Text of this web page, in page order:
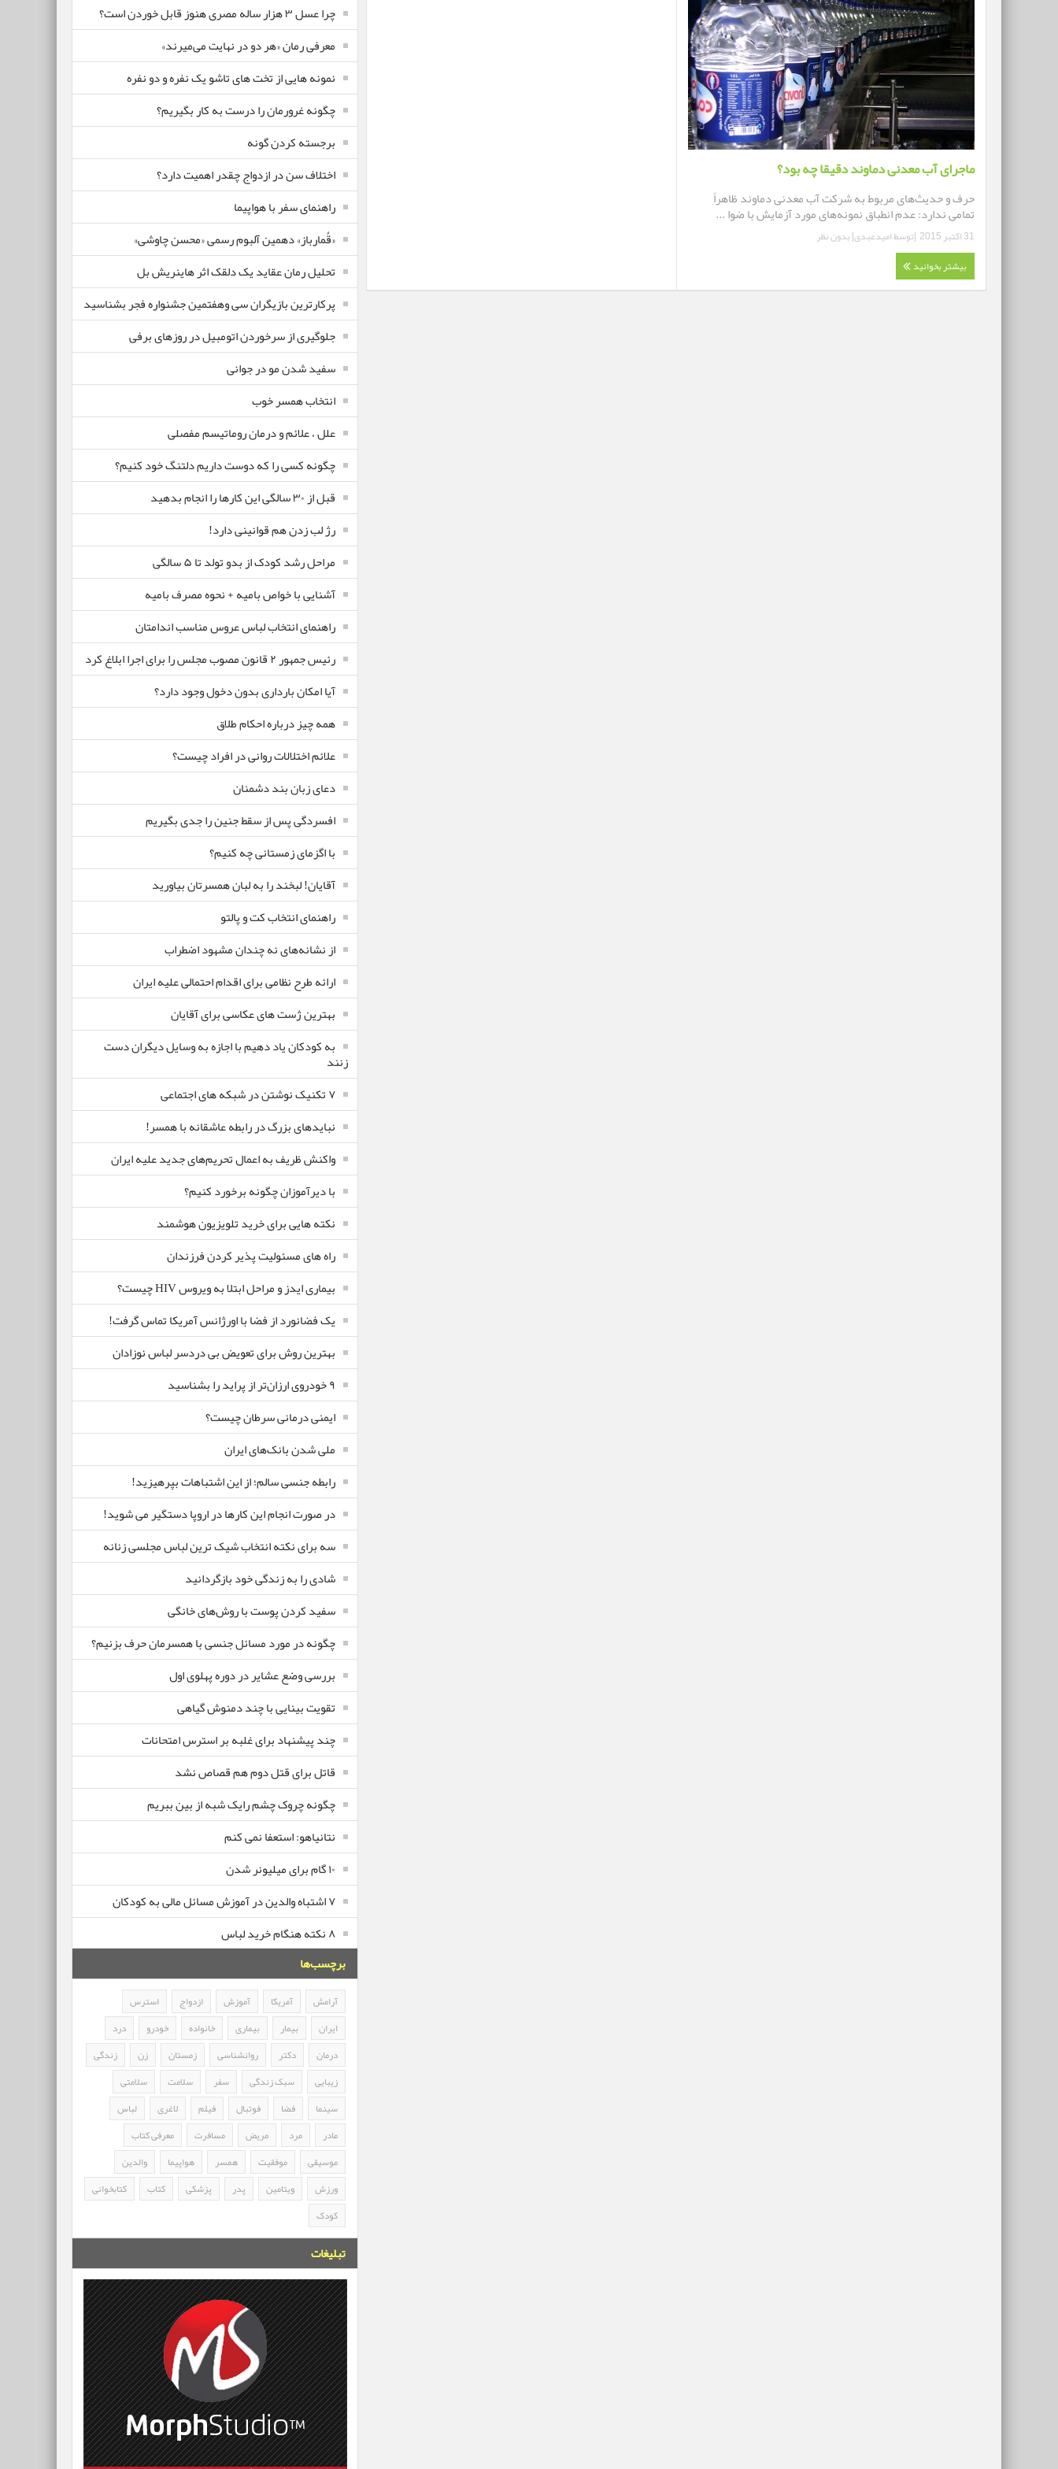
ماجرای آب معدنی دماوند دقیقا چه بود؟
حرف و حدیث‌‌های مربوط به شرکت آب معدنی دماوند ظاهراً
تمامی ندارد: عدم انطباق نمونه‌های مورد آزمایش با ضوا ...
31 اکتبر 2015 |توسطامیدعبدی|بدون نظر
بیشتر بخوانید
چرا عسل ۳ هزار ساله‌ مصری هنوز قابل خوردن است؟
معرفی رمان «هر دو در نهایت می‌میرند»
نمونه هایی از تخت های تاشو یک نفره و دو نفره
چگونه غرورمان را درست به کار بگیریم؟
برجسته کردن گونه
اختلاف سن در ازدواج چقدر اهمیت دارد؟
راهنمای سفر با هواپیما
«قُمارباز» دهمین آلبوم رسمی «محسن چاوشی»
تحلیل رمان عقاید یک دلقک اثر هاینریش بل
پرکارترین بازیگران سی وهفتمین جشنواره فجر بشناسید
جلوگیری از سرخوردن اتومبیل در روزهای برفی
سفید شدن مو در جوانی
انتخاب همسر خوب
علل ، علائم و درمان روماتیسم مفصلی
چگونه کسی را که دوست داریم دلتنگ خود کنیم؟
قبل از ۳۰ سالگی این کارها را انجام بدهید
رژ لب زدن هم قوانینی دارد!
مراحل رشد کودک از بدو تولد تا ۵ سالگی
آشنایی با خواص بامیه + نحوه مصرف بامیه
راهنمای انتخاب لباس عروس مناسب اندامتان
رئیس جمهور ۲ قانون مصوب مجلس را برای اجرا ابلاغ کرد
آیا امکان بارداری بدون دخول وجود دارد؟
همه چیز درباره احکام طلاق
علائم اختلالات روانی در افراد چیست؟
دعای زبان بند دشمنان
افسردگی پس از سقط جنین را جدی بگیریم
با اگزمای زمستانی چه کنیم؟
آقایان! لبخند را به لبان همسرتان بیاورید
راهنمای انتخاب کت و پالتو
از نشانه‌های نه چندان مشهود اضطراب
ارائه طرح نظامی برای اقدام احتمالی علیه ایران
بهترین ژست های عکاسی برای آقایان
به کودکان یاد دهیم با اجازه به وسایل دیگران دست
زنند
۷ تکنیک نوشتن در شبکه های اجتماعی
نبایدهای بزرگ در رابطه عاشقانه با همسر!
واکنش ظریف به اعمال تحریم‌های جدید علیه ایران
با دیرآموزان چگونه برخورد کنیم؟
نکته هایی برای خرید تلویزیون هوشمند
راه های مسئولیت پذیر کردن فرزندان
بیماری ایدز و مراحل ابتلا به ویروس HIV چیست؟
یک فضانورد از فضا با اورژانس آمریکا تماس گرفت!
بهترین روش برای تعویض بی دردسر لباس نوزادان
٩ خودروی ارزان‌تر از پراید را بشناسید
ایمنی درمانی سرطان چیست؟
ملی شدن بانک‌های ایران
رابطه جنسی سالم؛ از این اشتباهات بپرهیزید!
در صورت انجام این کارها در اروپا دستگیر می شوید!
سه برای نکته انتخاب شیک ترین لباس مجلسی زنانه
شادی را به زندگی خود بازگردانید
سفید کردن پوست با روش‌های خانگی
چگونه در مورد مسائل جنسی با همسرمان حرف بزنیم؟
بررسی وضع عشایر در دوره پهلوی اول
تقویت بینایی با چند دمنوش گیاهی
چند پیشنهاد برای غلبه بر استرس امتحانات
قاتل برای قتل دوم هم قصاص نشد
چگونه چروک چشم رایک شبه از بین ببریم
نتانیاهو: استعفا نمی کنم
۱۰ گام برای میلیونر شدن
۷ اشتباه والدین در آموزش مسائل مالی به کودکان
۸ نکته هنگام خرید لباس
برچسب‌ها
آرامش آمریکا آموزش ازدواج
استرس
ایران
بیمار بیماری خانواده خودرو
درد
درمان
دکتر روانشناسی زمستان زن
زندگی
زیبایی
سبک زندگی سفر سلامت
سلامتی
سینما
فضا فوتبال فیلم لاغری
لباس
مادر
مرد مریض مسافرت
معرفی کتاب
موسیقی
موفقیت همسر هواپیما
والدین
ورزش
ویتامین پدر پزشکی کتاب
کتابخوانی
کودک
تبلیغات